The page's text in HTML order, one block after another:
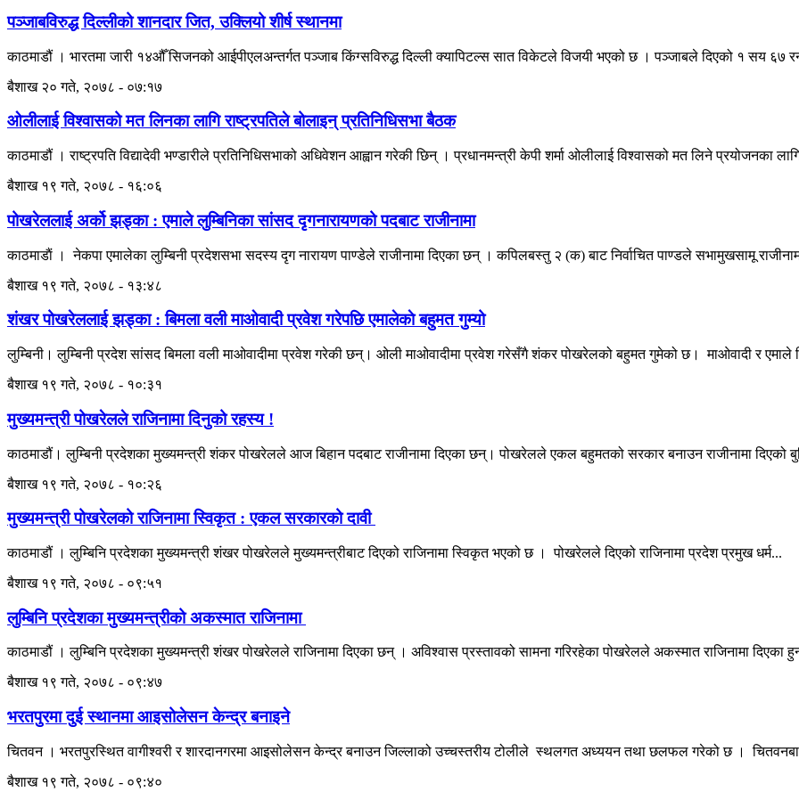
पञ्जाबविरुद्ध दिल्लीको शानदार जित, उक्लियो शीर्ष स्थानमा
काठमाडौं । भारतमा जारी १४औँ सिजनको आईपीएलअन्तर्गत पञ्जाब किंग्सविरुद्ध दिल्ली क्यापिटल्स सात विकेटले विजयी भएको छ । पञ्जाबले दिएको १ सय ६७
बैशाख २० गते, २०७८ - ०७:१७
ओलीलाई विश्वासको मत लिनका लागि राष्ट्रपतिले बोलाइन् प्रतिनिधिसभा बैठक
काठमाडौं । राष्ट्रपति विद्यादेवी भण्डारीले प्रतिनिधिसभाको अधिवेशन आह्वान गरेकी छिन् । प्रधानमन्त्री केपी शर्मा ओलीलाई विश्वासको मत लिने प्रयोजनका
बैशाख १९ गते, २०७८ - १६:०६
पोखरेललाई अर्को झड्का : एमाले लुम्बिनिका सांसद दृगनारायणको पदबाट राजीनामा
काठमाडाैं । नेकपा एमालेका लुम्बिनी प्रदेशसभा सदस्य दृग नारायण पाण्डेले राजीनामा दिएका छन् । कपिलबस्तु २ (क) बाट निर्वाचित पाण्डले सभामुखसामू
बैशाख १९ गते, २०७८ - १३:४८
शंखर पोखरेललाई झड्का : बिमला वली माओवादी प्रवेश गरेपछि एमालेकाे बहुमत गुम्यो
लुम्बिनी। लुम्बिनी प्रदेश सांसद बिमला वली माओवादीमा प्रवेश गरेकी छन्। ओली माओवादीमा प्रवेश गरेसँगै शंकर पोखरेलको बहुमत गुमेको छ। माओवादी र एमाले
बैशाख १९ गते, २०७८ - १०:३१
मुख्यमन्त्री पोखरेलले राजिनामा दिनुको रहस्य !
काठमाडौं। लुम्बिनी प्रदेशका मुख्यमन्त्री शंकर पोखरेलले आज बिहान पदबाट राजीनामा दिएका छन्। पोखरेलले एकल बहुमतको सरकार बनाउन राजीनामा दिएको
बैशाख १९ गते, २०७८ - १०:२६
मुख्यमन्त्री पोखरेलको राजिनामा स्विकृत : एकल सरकारको दावी
काठमाडौं । लुम्बिनि प्रदेशका मुख्यमन्त्री शंखर पोखरेलले मुख्यमन्त्रीबाट दिएको राजिनामा स्विकृत भएको छ । पोखरेलले दिएको राजिनामा प्रदेश प्रमुख धर्म...
बैशाख १९ गते, २०७८ - ०९:५१
लुम्बिनि प्रदेशका मुख्यमन्त्रीको अकस्मात राजिनामा
काठमाडौं । लुम्बिनि प्रदेशका मुख्यमन्त्री शंखर पोखरेलले राजिनामा दिएका छन् । अविश्वास प्रस्तावको सामना गरिरहेका पोखरेलले अकस्मात राजिनामा दिएका
बैशाख १९ गते, २०७८ - ०९:४७
भरतपुरमा दुई स्थानमा आइसोलेसन केन्द्र बनाइने
चितवन । भरतपुरस्थित वागीश्वरी र शारदानगरमा आइसोलेसन केन्द्र बनाउन जिल्लाको उच्चस्तरीय टोलीले स्थलगत अध्ययन तथा छलफल गरेको छ ।
बैशाख १९ गते, २०७८ - ०९:४०